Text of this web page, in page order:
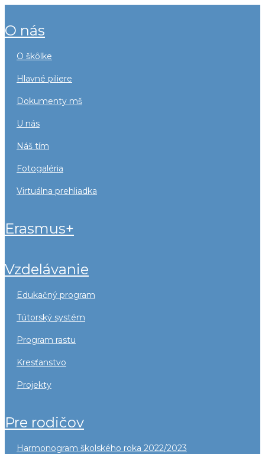
o nás
o škôlke
hlavné piliere
dokumenty mš
u nás
náš tím
fotogaléria
virtuálna prehliadka
erasmus+
vzdelávanie
edukačný program
tútorský systém
program rastu
kresťanstvo
projekty
pre rodičov
harmonogram školského roka 2022/2023